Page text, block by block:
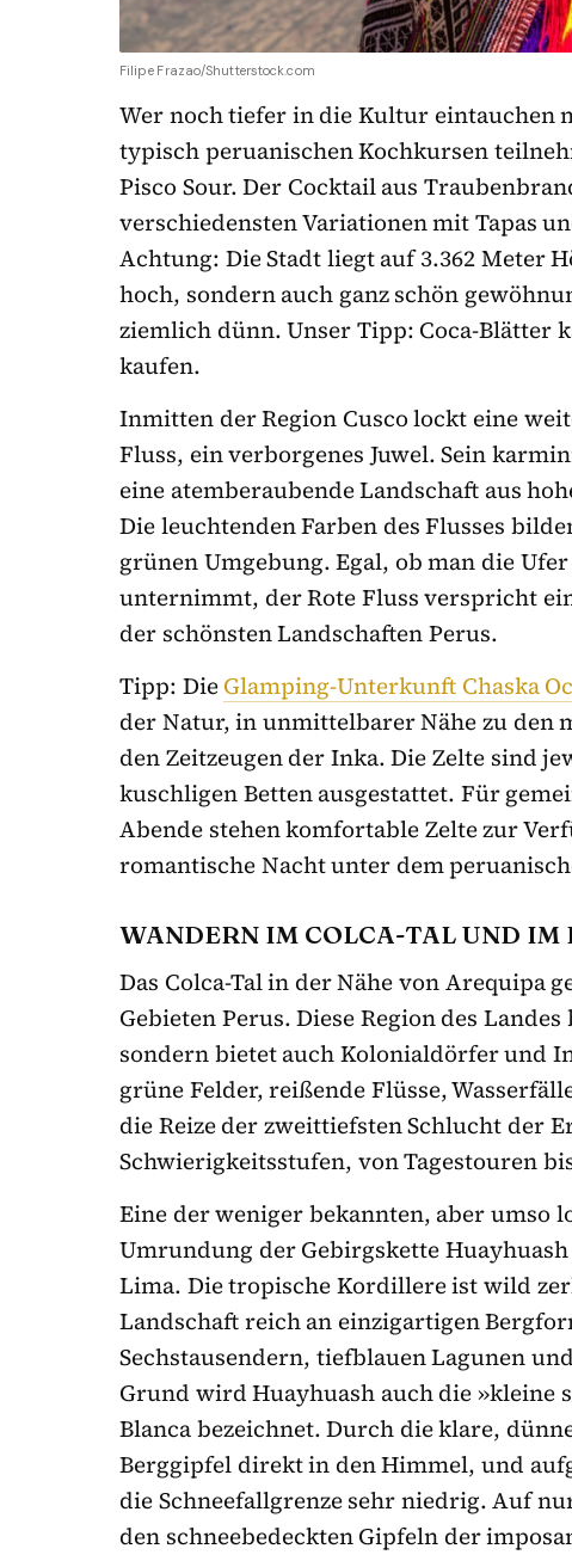
Filipe Frazao/Shutterstock.com
Wer noch tiefer in die Kultur eintauchen
typisch peruanischen Kochkursen
Pisco Sour. Der Cocktail aus
verschiedensten Variationen mit Tapas
Achtung: Die Stadt liegt auf 3.362 Meter
hoch, sondern auch ganz schön
ziemlich dünn. Unser Tipp: Coca-Blätter
kaufen.
Inmitten der Region Cusco lockt eine
Fluss, ein verborgenes Juwel. Sein
eine atemberaubende Landschaft aus
Die leuchtenden Farben des Flusses
grünen Umgebung. Egal, ob man die
unternimmt, der Rote Fluss verspricht
der schönsten Landschaften Perus.
Tipp: DieGlamping-Unterkunft Chaska
der Natur, in unmittelbarer Nähe zu den
den Zeitzeugen der Inka. Die Zelte sind
kuschligen Betten ausgestattet. Für
Abende stehen komfortable Zelte zur
romantische Nacht unter dem
WANDERN IM COLCA-TAL UND IM
Das Colca-Tal in der Nähe von Arequipa
Gebieten Perus. Diese Region des
sondern bietet auch Kolonialdörfer und
grüne Felder, reißende Flüsse,
die Reize der zweittiefsten Schlucht der
Schwierigkeitsstufen, von Tagestouren
Eine der weniger bekannten, aber umso
Umrundung der Gebirgskette
Lima. Die tropische Kordillere ist wild
Landschaft reich an einzigartigen
Sechstausendern, tiefblauen Lagunen
Grund wird Huayhuash auch die »kleine
Blanca bezeichnet. Durch die klare,
Berggipfel direkt in den Himmel, und
die Schneefallgrenze sehr niedrig. Auf
den schneebedeckten Gipfeln der